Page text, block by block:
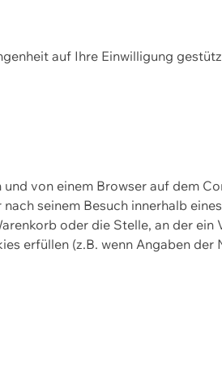
auf Ihre Einwilligung
von einem Browser auf dem
seinem Besuch innerhalb
oder die Stelle, an der ein
erfüllen (z.B. wenn Angaben der